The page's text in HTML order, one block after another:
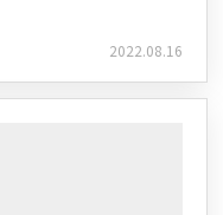
2022.08.16